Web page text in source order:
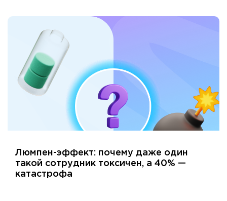
Люмпен-эффект: почему даже один
такой сотрудник токсичен, а 40% —
катастрофа